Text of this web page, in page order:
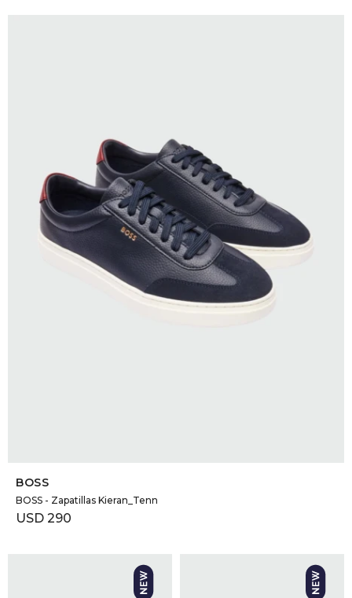
BOSS
BOSS - Zapatillas Kieran_Tenn
USD 290